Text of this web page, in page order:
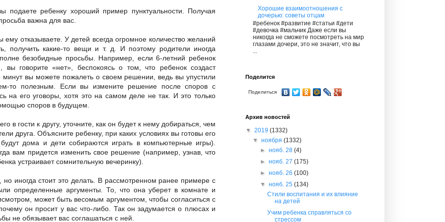
подаете ребенку хороший пример пунктуальности. Получая
важна для вас.
ему отказываете. У детей всегда огромное количество желаний
получить какие-то вещи и т. д. И поэтому родители иногда
безобидные просьбы. Например, если 6-летний ребенок
вы говорите «нет», беспокоясь о том, что ребенок создаст
минут вы можете пожалеть о своем решении, ведь вы упустили
то полезным. Если вы измените решение после споров с
на его уговоры, хотя это на самом деле не так. И это только
споров в будущем.
в гости к другу, уточните, как он будет к нему добираться, чем
друга. Объясните ребенку, при каких условиях вы готовы его
дома и дети собираются играть в компьютерные игры).
вам придется изменить свое решение (например, узнав, что
устраивает сомнительную вечеринку).
иногда стоит это делать. В рассмотренном ранее примере с
определенные аргументы. То, что она уберет в комнате и
может быть весомым аргументом, чтобы согласиться с
он просит у вас что-либо. Так он задумается о плюсах и
не обязывает вас соглашаться с ней.
Хорошие взаимоотношения с
дочерью: советы отцам
#ребенок #развитие #статьи #дети
#девочка #мальчик Даже если вы
никогда не сможете посмотреть на мир
глазами дочери, это не значит, что вы
...
Поделится
Поделиться
Архив новостей
▼ 2019 (1332)
▼ноября(1332)
► нояб. 28 (4)
► нояб. 27 (175)
► нояб. 26 (100)
▼ нояб. 25 (134)
Стили воспитания и их влияние
на детей
Учим ребенка справляться со
стрессом